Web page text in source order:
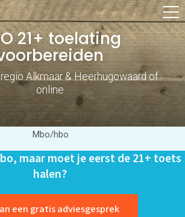
21+ toelating
Alkmaar & Heerhugowaard of
online
Mbo/hbo
maar moet je eerst de 21+ toets
halen?
een gratis adviesgesprek